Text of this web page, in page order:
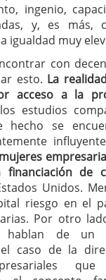
ingenio,
y, es más,
igualdad muy
con
esto. La
acceso a la
estudios
hecho se
de
Unidos.
riesgo en el
Por otro
hablan de un
caso de la